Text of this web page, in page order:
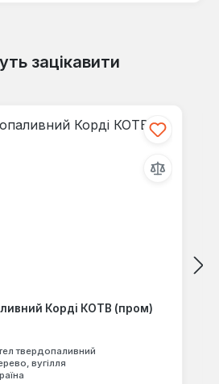
Поділіться
зацікавити
Корді КОТВ (пром)
твердопаливний
вугілля